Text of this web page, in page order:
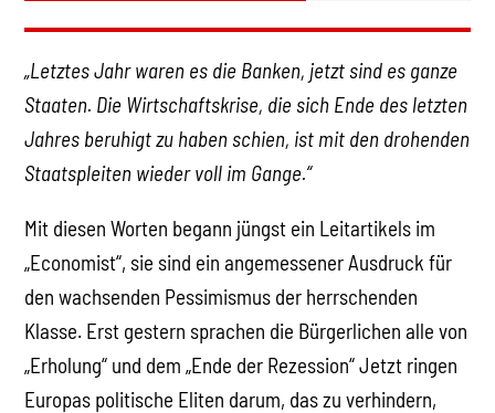
„Letztes Jahr waren es die Banken, jetzt sind es ganze
Staaten. Die Wirtschaftskrise, die sich Ende des letzten
Jahres beruhigt zu haben schien, ist mit den drohenden
Staatspleiten wieder voll im Gange.“
Mit diesen Worten begann jüngst ein Leitartikels im
„Economist“, sie sind ein angemessener Ausdruck für
den wachsenden Pessimismus der herrschenden
Klasse. Erst gestern sprachen die Bürgerlichen alle von
„Erholung“ und dem „Ende der Rezession“ Jetzt ringen
Europas politische Eliten darum, das zu verhindern,